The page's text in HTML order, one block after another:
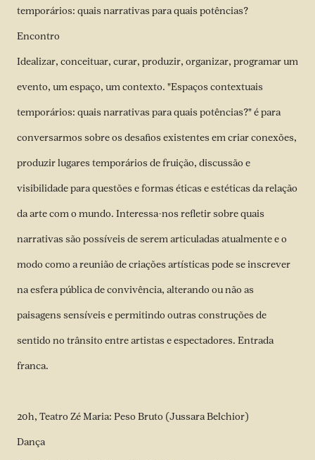
temporários: quais narrativas para quais potências?
Encontro
Idealizar, conceituar, curar, produzir, organizar, programar um
evento, um espaço, um contexto. "Espaços contextuais
temporários: quais narrativas para quais potências?" é para
conversarmos sobre os desafios existentes em criar conexões,
produzir lugares temporários de fruição, discussão e
visibilidade para questões e formas éticas e estéticas da relação
da arte com o mundo. Interessa-nos refletir sobre quais
narrativas são possíveis de serem articuladas atualmente e o
modo como a reunião de criações artísticas pode se inscrever
na esfera pública de convivência, alterando ou não as
paisagens sensíveis e permitindo outras construções de
sentido no trânsito entre artistas e espectadores. Entrada
franca.
20h, Teatro Zé Maria: Peso Bruto (Jussara Belchior)
Dança